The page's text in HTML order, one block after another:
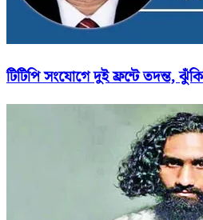
টিটিপি সংযোগে দুই ফ্রন্টে তদন্ত,